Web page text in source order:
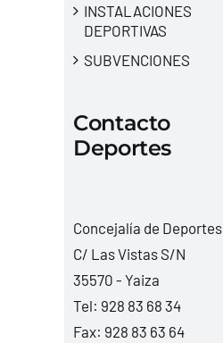
INSTALACIONES
DEPORTIVAS
SUBVENCIONES
Contacto
Deportes
Concejalía de Deportes
C/ Las Vistas S/N
35570 - Yaiza
Tel: 928 83 68 34
Fax: 928 83 63 64